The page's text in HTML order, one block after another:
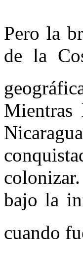
Pero la
de la
Mientras
bajo la
cuando